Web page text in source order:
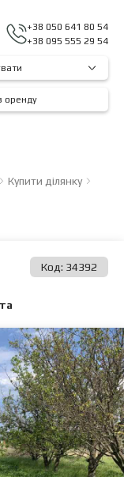
+38 050 641 80 54
+38 095 555 29 54
оренду
Купити ділянку
Код: 34392